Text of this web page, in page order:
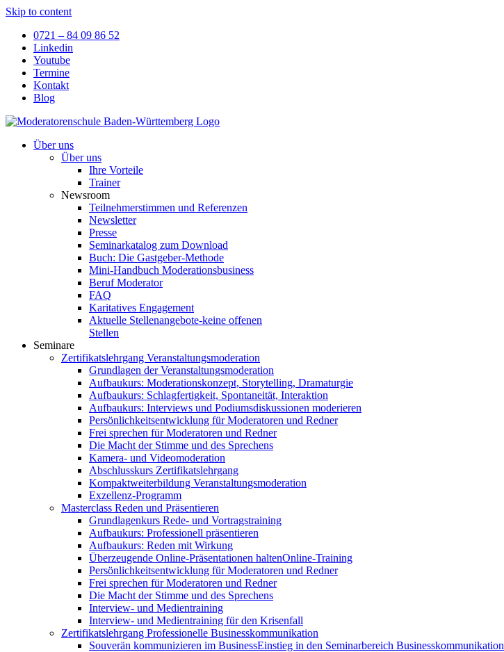
Skip to content
0721 – 84 09 86 52
Linkedin
Youtube
Termine
Kontakt
Blog
Über uns
Über uns
Ihre Vorteile
Trainer
Newsroom
Teilnehmerstimmen und Referenzen
Newsletter
Presse
Seminarkatalog zum Download
Buch: Die Gastgeber-Methode
Mini-Handbuch Moderationsbusiness
Beruf Moderator
FAQ
Karitatives Engagement
Aktuelle Stellenangebote-keine offenen
Stellen
Seminare
Zertifikatslehrgang Veranstaltungsmoderation
Grundlagen der Veranstaltungsmoderation
Aufbaukurs: Moderationskonzept, Storytelling, Dramaturgie
Aufbaukurs: Schlagfertigkeit, Spontaneität, Interaktion
Aufbaukurs: Interviews und Podiumsdiskussionen moderieren
Persönlichkeitsentwicklung für Moderatoren und Redner
Frei sprechen für Moderatoren und Redner
Die Macht der Stimme und des Sprechens
Kamera- und Videomoderation
Abschlusskurs Zertifikatslehrgang
Kompaktweiterbildung Veranstaltungsmoderation
Exzellenz-Programm
Masterclass Reden und Präsentieren
Grundlagenkurs Rede- und Vortragstraining
Aufbaukurs: Professionell präsentieren
Aufbaukurs: Reden mit Wirkung
Überzeugende Online-Präsentationen haltenOnline-Training
Persönlichkeitsentwicklung für Moderatoren und Redner
Frei sprechen für Moderatoren und Redner
Die Macht der Stimme und des Sprechens
Interview- und Medientraining
Interview- und Medientraining für den Krisenfall
Zertifikatslehrgang Professionelle Businesskommunikation
Souverän kommunizieren im BusinessEinstieg in den Seminarbereich Businesskommunikation